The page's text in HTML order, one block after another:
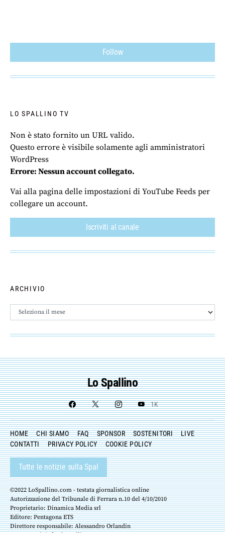
Follow
LO SPALLINO TV
Non è stato fornito un URL valido.
Questo errore è visibile solamente agli amministratori
WordPress
Errore: Nessun account collegato.
Vai alla pagina delle impostazioni di YouTube Feeds per
collegare un account.
Iscriviti al canale
ARCHIVIO
Archivio
Lo Spallino
1K
HOME CHI SIAMO FAQ SPONSOR SOSTENITORI
LIVE
CONTATTI
PRIVACY POLICY COOKIE POLICY
Tutte le notizie sulla Spal
©2022 LoSpallino.com - testata giornalistica online
Autorizzazione del Tribunale di Ferrara n.10 del 4/10/2010
Proprietario: Dinamica Media srl
Editore: Pentagona ETS
Direttore responsabile: Alessandro Orlandin